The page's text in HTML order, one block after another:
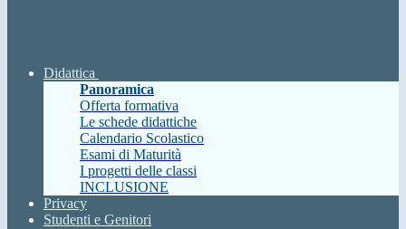
Didattica
Panoramica
Offerta formativa
Le schede didattiche
Calendario Scolastico
Esami di Maturità
I progetti delle classi
INCLUSIONE
Privacy
Studenti e Genitori